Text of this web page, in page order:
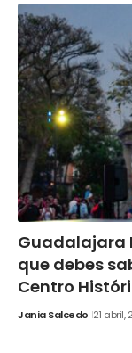
Guadalajara
que debes
Centro
Jania Salcedo 21 abril,